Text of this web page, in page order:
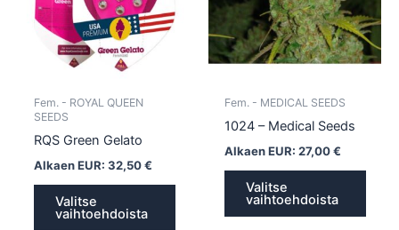
Fem. - ROYAL QUEEN
SEEDS
RQS Green Gelato
Alkaen EUR: 32,50€
Valitse
vaihtoehdoista
muunnelma.
Fem. - MEDICAL SEEDS
1024 – Medical Seeds
Alkaen EUR: 27,00€
Valitse
vaihtoehdoista
Voit
tehdä